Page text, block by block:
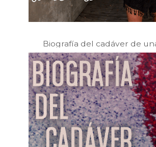
Biografía del cadáver de